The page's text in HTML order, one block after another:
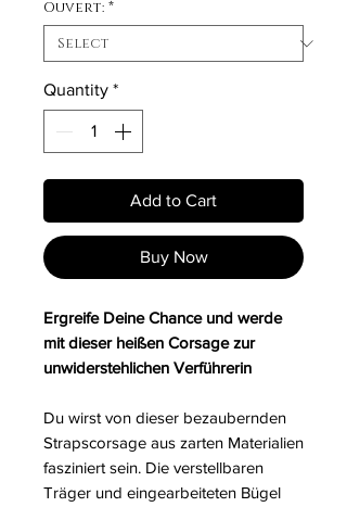
Ouvert: *
Quantity *
Add to Cart
Buy Now
Ergreife Deine Chance und werde
mit dieser heißen Corsage zur
unwiderstehlichen Verführerin
Du wirst von dieser bezaubernden
Strapscorsage aus zarten Materialien
fasziniert sein. Die verstellbaren
Träger und eingearbeiteten Bügel